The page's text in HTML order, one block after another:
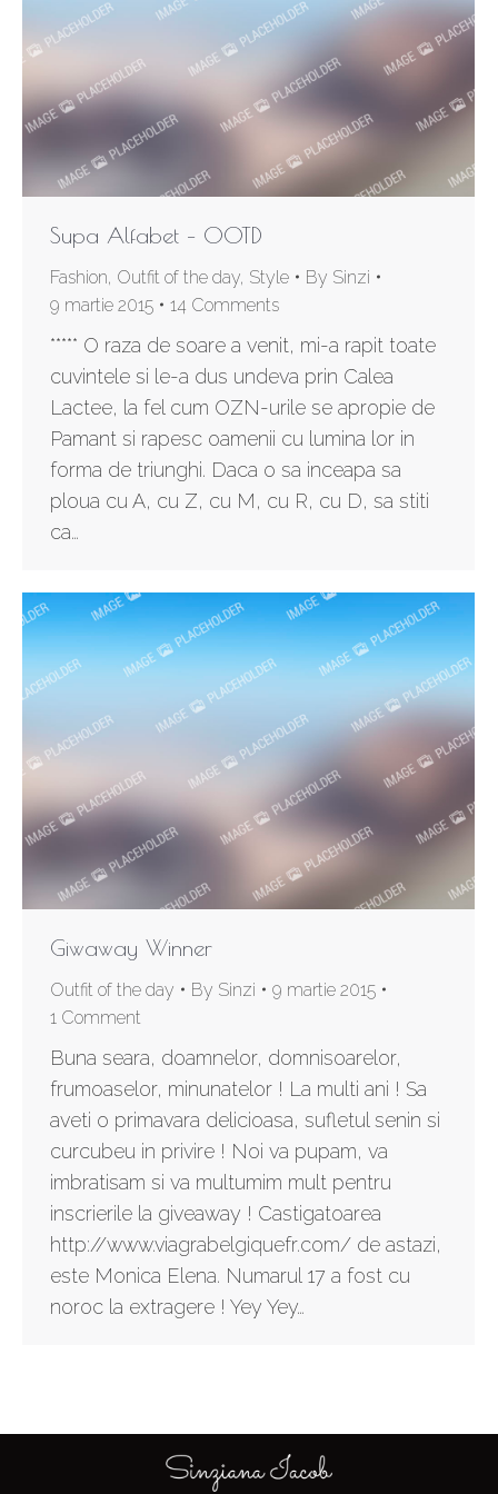
Supa Alfabet – OOTD
Fashion, Outfit of the day, Style By Sinzi
9 martie 2015
14 Comments
***** O raza de soare a venit, mi-a rapit toate
cuvintele si le-a dus undeva prin Calea
Lactee, la fel cum OZN-urile se apropie de
Pamant si rapesc oamenii cu lumina lor in
forma de triunghi. Daca o sa inceapa sa
ploua cu A, cu Z, cu M, cu R, cu D, sa stiti
ca…
Giwaway Winner
Outfit of the day By Sinzi
9 martie 2015
1 Comment
Buna seara, doamnelor, domnisoarelor,
frumoaselor, minunatelor ! La multi ani ! Sa
aveti o primavara delicioasa, sufletul senin si
curcubeu in privire ! Noi va pupam, va
imbratisam si va multumim mult pentru
inscrierile la giveaway ! Castigatoarea
http://www.viagrabelgiquefr.com/ de astazi,
este Monica Elena. Numarul 17 a fost cu
noroc la extragere ! Yey Yey…